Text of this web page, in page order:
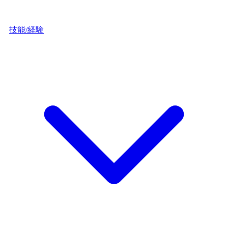
技能/経験